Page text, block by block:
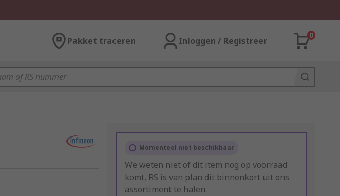
Pakket traceren Inloggen / Registreer
0
Momenteel niet beschikbaar
We weten niet of dit item nog op voorraad
komt, RS is van plan dit binnenkort uit ons
assortiment te halen.